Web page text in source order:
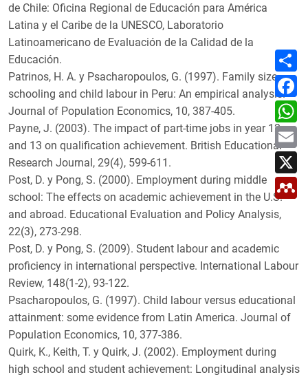
de Chile: Oficina Regional de Educación para América
Latina y el Caribe de la UNESCO, Laboratorio
Latinoamericano de Evaluación de la Calidad de la
Educación.
Patrinos, H. A. y Psacharopoulos, G. (1997). Family size,
schooling and child labour in Peru: An empirical analysis.
Journal of Population Economics, 10, 387-405.
Payne, J. (2003). The impact of part-time jobs in year 12
and 13 on qualification achievement. British Educational
Research Journal, 29(4), 599-611.
Post, D. y Pong, S. (2000). Employment during middle
school: The effects on academic achievement in the U.S.
and abroad. Educational Evaluation and Policy Analysis,
22(3), 273-298.
Post, D. y Pong, S. (2009). Student labour and academic
proficiency in international perspective. International Labour
Review, 148(1-2), 93-122.
Psacharopoulos, G. (1997). Child labour versus educational
attainment: some evidence from Latin America. Journal of
Population Economics, 10, 377-386.
Quirk, K., Keith, T. y Quirk, J. (2002). Employment during
high school and student achievement: Longitudinal analysis